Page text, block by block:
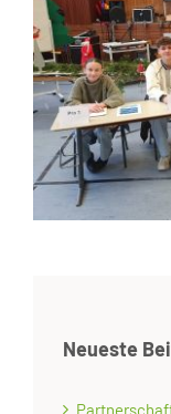
Neueste